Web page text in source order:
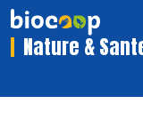
Nature &